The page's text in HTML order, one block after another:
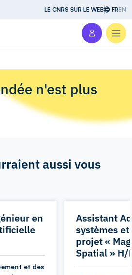
LE CNRS SUR LE WEB FREN
n'est plus
aussi vous
en
et des
Assistant
systèmes
projet «
Spatial » H/